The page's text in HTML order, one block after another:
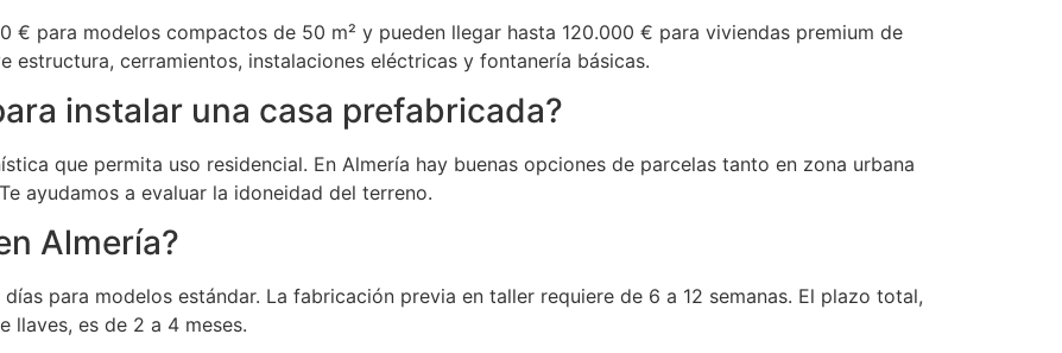
€ para modelos compactos de 50 m² y pueden llegar hasta 120.000 € para viviendas premium de
estructura, cerramientos, instalaciones eléctricas y fontanería básicas.
instalar una casa prefabricada?
que permita uso residencial. En Almería hay buenas opciones de parcelas tanto en zona urbana
ayudamos a evaluar la idoneidad del terreno.
Almería?
para modelos estándar. La fabricación previa en taller requiere de 6 a 12 semanas. El plazo total,
llaves, es de 2 a 4 meses.